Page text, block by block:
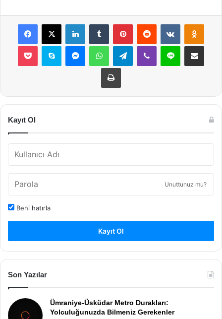
Facebook
X LinkedInTumblr PinterestReddit VKontakte
Pocket Skype MessengerWhatsAppTelegramViber Line E-Posta ile
Yazdır
Kayıt Ol
Unuttunuz mu?
Beni hatırla
Kayıt Ol
Son Yazılar
Ümraniye-Üsküdar Metro Durakları:
Yolculuğunuzda Bilmeniz Gerekenler